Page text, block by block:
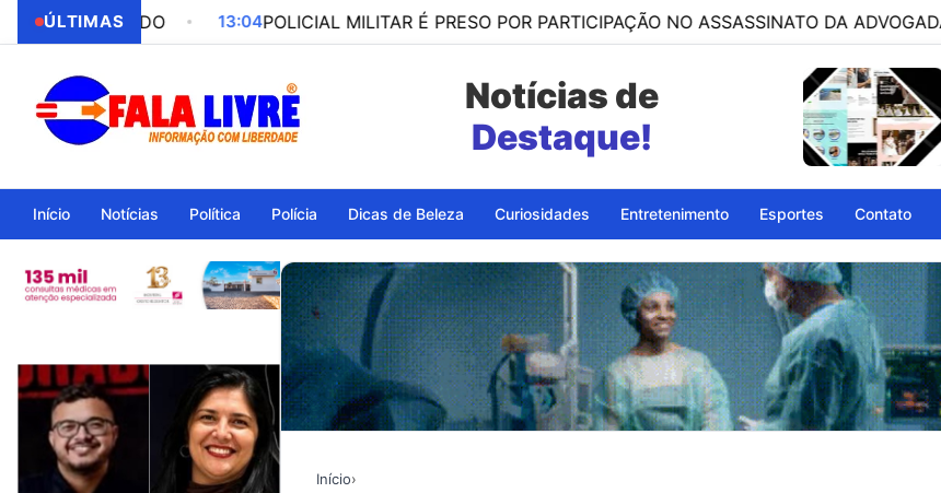
ÚLTIMAS13:04POLICIAL MILITAR É PRESO POR PARTICIPAÇÃO NO ASSASSINATO DA ADVOGADA
Notícias de
Destaque!
Início Notícias Política Polícia Dicas de Beleza Curiosidades Entretenimento Esportes Contato
Início›